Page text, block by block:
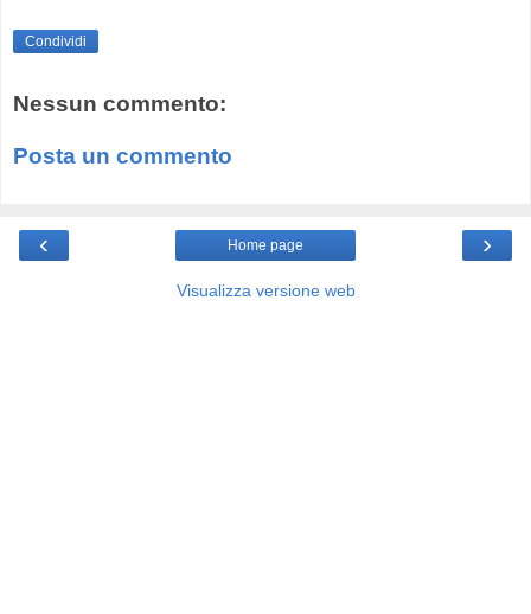
Condividi
Nessun commento:
Posta un commento
‹ ›
Home page
Visualizza versione web